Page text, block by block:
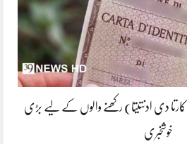
دی ادنتیتا) رکھنے والوں کے لیے بڑی
خوشخبری